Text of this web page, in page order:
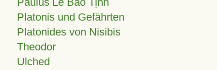
Platonis und Gefährten
Platonides von Nisibis
Theodor
Ulched